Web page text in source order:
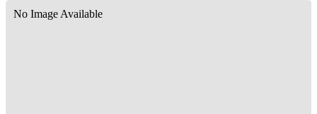
No Image Available